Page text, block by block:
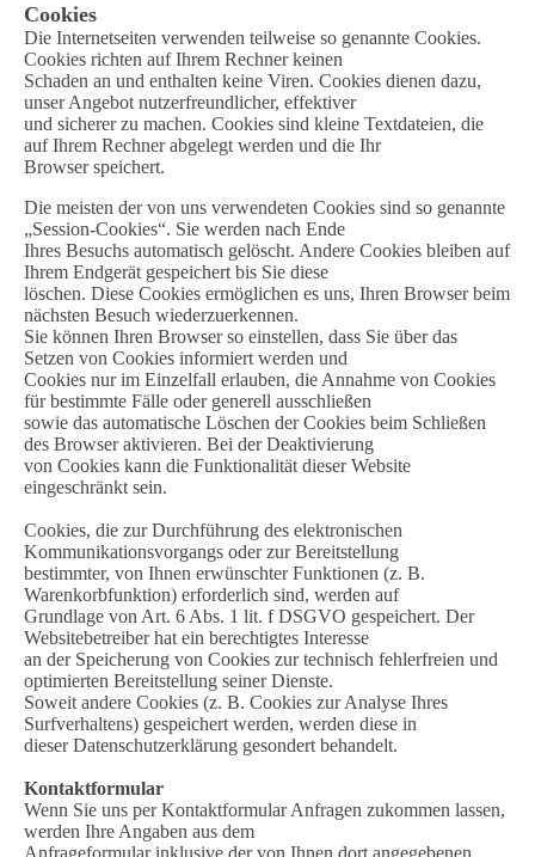
Cookies
Die Internetseiten verwenden teilweise so genannte Cookies.
Cookies richten auf Ihrem Rechner keinen
Schaden an und enthalten keine Viren. Cookies dienen dazu,
unser Angebot nutzerfreundlicher, effektiver
und sicherer zu machen. Cookies sind kleine Textdateien, die
auf Ihrem Rechner abgelegt werden und die Ihr
Browser speichert.
Die meisten der von uns verwendeten Cookies sind so genannte
„Session-Cookies“. Sie werden nach Ende
Ihres Besuchs automatisch gelöscht. Andere Cookies bleiben auf
Ihrem Endgerät gespeichert bis Sie diese
löschen. Diese Cookies ermöglichen es uns, Ihren Browser beim
nächsten Besuch wiederzuerkennen.
Sie können Ihren Browser so einstellen, dass Sie über das
Setzen von Cookies informiert werden und
Cookies nur im Einzelfall erlauben, die Annahme von Cookies
für bestimmte Fälle oder generell ausschließen
sowie das automatische Löschen der Cookies beim Schließen
des Browser aktivieren. Bei der Deaktivierung
von Cookies kann die Funktionalität dieser Website
eingeschränkt sein.
Cookies, die zur Durchführung des elektronischen
Kommunikationsvorgangs oder zur Bereitstellung
bestimmter, von Ihnen erwünschter Funktionen (z. B.
Warenkorbfunktion) erforderlich sind, werden auf
Grundlage von Art. 6 Abs. 1 lit. f DSGVO gespeichert. Der
Websitebetreiber hat ein berechtigtes Interesse
an der Speicherung von Cookies zur technisch fehlerfreien und
optimierten Bereitstellung seiner Dienste.
Soweit andere Cookies (z. B. Cookies zur Analyse Ihres
Surfverhaltens) gespeichert werden, werden diese in
dieser Datenschutzerklärung gesondert behandelt.
Kontaktformular
Wenn Sie uns per Kontaktformular Anfragen zukommen lassen,
werden Ihre Angaben aus dem
Anfrageformular inklusive der von Ihnen dort angegebenen